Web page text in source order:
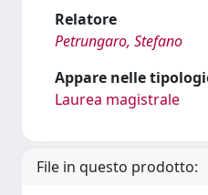
Relatore
Petrungaro, Stefano
Appare nelle
Laurea magistrale
File in questo prodotto: